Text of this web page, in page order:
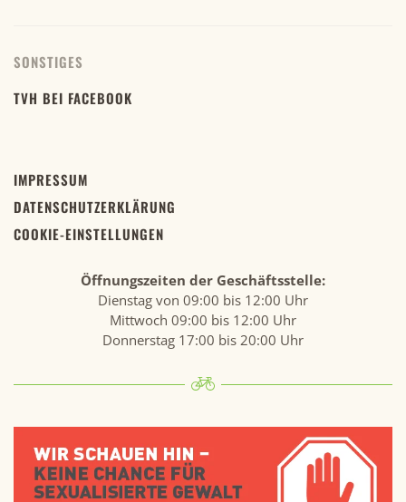
SONSTIGES
TVH BEI FACEBOOK
IMPRESSUM
DATENSCHUTZERKLÄRUNG
COOKIE-EINSTELLUNGEN
Öffnungszeiten der Geschäftsstelle:
Dienstag von 09:00 bis 12:00 Uhr
Mittwoch 09:00 bis 12:00 Uhr
Donnerstag 17:00 bis 20:00 Uhr